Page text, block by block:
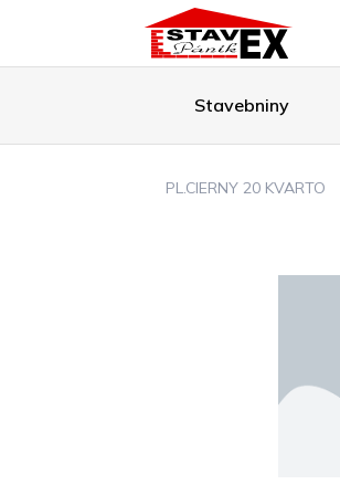
Stavebniny
PL.CIERNY 20 KVARTO